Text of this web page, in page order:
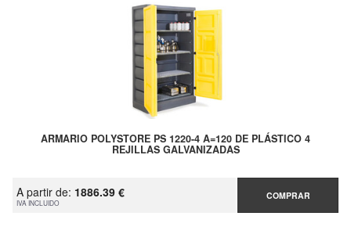
ARMARIO POLYSTORE PS 1220-4 A=120 DE PLÁSTICO 4
REJILLAS GALVANIZADAS
A partir de: 1886.39 €
IVA INCLUIDO
COMPRAR